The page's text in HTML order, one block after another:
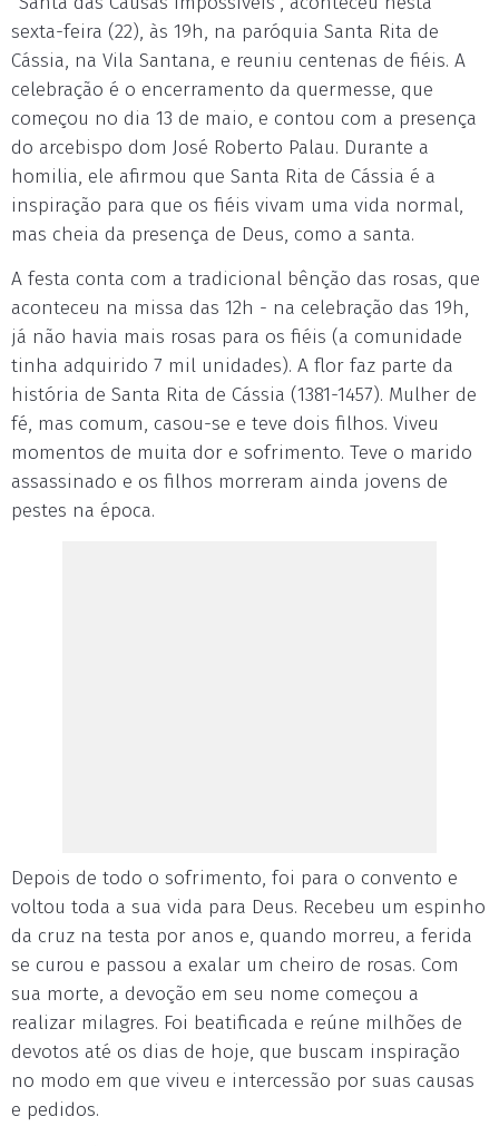
sexta-feira (22), às 19h, na paróquia Santa Rita de
Cássia, na Vila Santana, e reuniu centenas de fiéis. A
celebração é o encerramento da quermesse, que
começou no dia 13 de maio, e contou com a presença
do arcebispo dom José Roberto Palau. Durante a
homilia, ele afirmou que Santa Rita de Cássia é a
inspiração para que os fiéis vivam uma vida normal,
mas cheia da presença de Deus, como a santa.
A festa conta com a tradicional bênção das rosas, que
aconteceu na missa das 12h - na celebração das 19h,
já não havia mais rosas para os fiéis (a comunidade
tinha adquirido 7 mil unidades). A flor faz parte da
história de Santa Rita de Cássia (1381-1457). Mulher de
fé, mas comum, casou-se e teve dois filhos. Viveu
momentos de muita dor e sofrimento. Teve o marido
assassinado e os filhos morreram ainda jovens de
pestes na época.
Depois de todo o sofrimento, foi para o convento e
voltou toda a sua vida para Deus. Recebeu um espinho
da cruz na testa por anos e, quando morreu, a ferida
se curou e passou a exalar um cheiro de rosas. Com
sua morte, a devoção em seu nome começou a
realizar milagres. Foi beatificada e reúne milhões de
devotos até os dias de hoje, que buscam inspiração
no modo em que viveu e intercessão por suas causas
e pedidos.